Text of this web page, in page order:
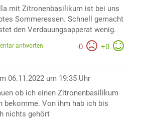
mit Zitronenbasilikum ist bei uns
Sommeressen. Schnell gemacht
den Verdauungsapperat wenig.
-0 +0
antworten
06.11.2022 um 19:35 Uhr
ob ich einen Zitronenbasilikum
bekomme. Von ihm hab ich bis
nichts gehört